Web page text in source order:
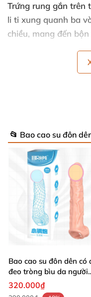
Trứng rung gắn trên
li ti xung quanh ba
chiều, mang đến
Phần quai đeo bìu
📂 Bao cao su đôn
Bao cao su đôn dên có
đeo tròng bìu da người
giống thật
320.000₫